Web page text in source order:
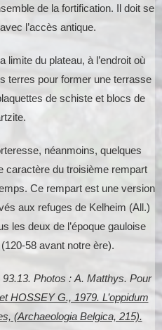
de la fortification. Il doit se
l’accès antique.
limite du plateau, à l’endroit où
terres pour former une terrasse
de schiste et blocs de
néanmoins, quelques
caractère du troisième rempart
Ce rempart est une version
aux refuges de Kelheim (All.)
les deux de l’époque gauloise
58 avant notre ère).
Photos : A. Matthys. Pour
HOSSEY G., 1979. L’oppidum
(Archaeologia Belgica, 215).